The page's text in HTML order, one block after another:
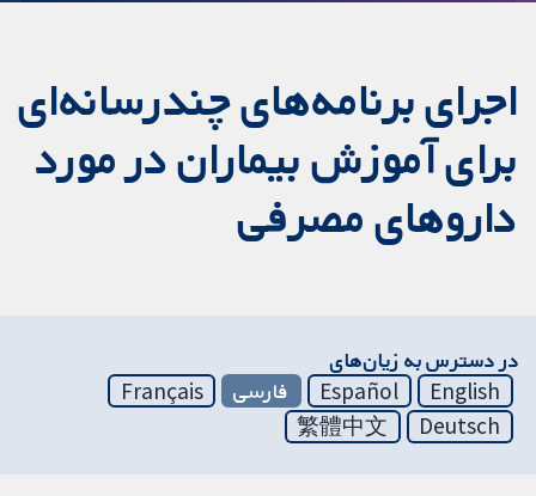
اجرای برنامه‌های چندرسانه‌ای
برای آموزش بیماران در مورد
داروهای مصرفی
در دسترس به زیان‌های
English
Español فارسی
Français
Deutsch
繁體中文